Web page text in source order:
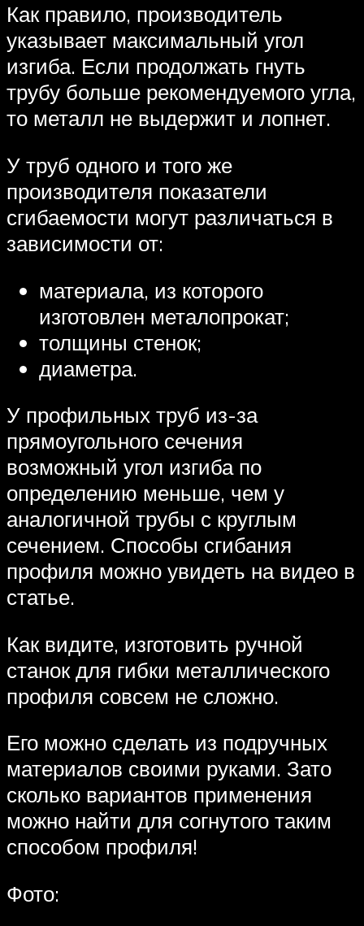
Как правило, производитель
указывает максимальный угол
изгиба. Если продолжать гнуть
трубу больше рекомендуемого угла,
то металл не выдержит и лопнет.
У труб одного и того же
производителя показатели
сгибаемости могут различаться в
зависимости от:
материала, из которого
изготовлен металопрокат;
толщины стенок;
диаметра.
У профильных труб из-за
прямоугольного сечения
возможный угол изгиба по
определению меньше, чем у
аналогичной трубы с круглым
сечением. Способы сгибания
профиля можно увидеть на видео в
статье.
Как видите, изготовить ручной
станок для гибки металлического
профиля совсем не сложно.
Его можно сделать из подручных
материалов своими руками. Зато
сколько вариантов применения
можно найти для согнутого таким
способом профиля!
Фото: